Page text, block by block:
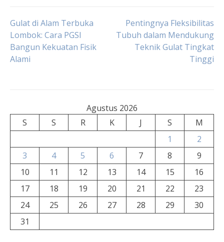
Navigasi
pos
Gulat di Alam Terbuka
Lombok: Cara PGSI
Bangun Kekuatan Fisik
Alami
Pentingnya Fleksibilitas
Tubuh dalam Mendukung
Teknik Gulat Tingkat
Tinggi
Agustus 2026
S
S R K J S
M
1
2
3
4 5 6 7 8
9
10
11 12 13 14 15
16
17
18 19 20 21 22
23
24
25 26 27 28 29
30
31